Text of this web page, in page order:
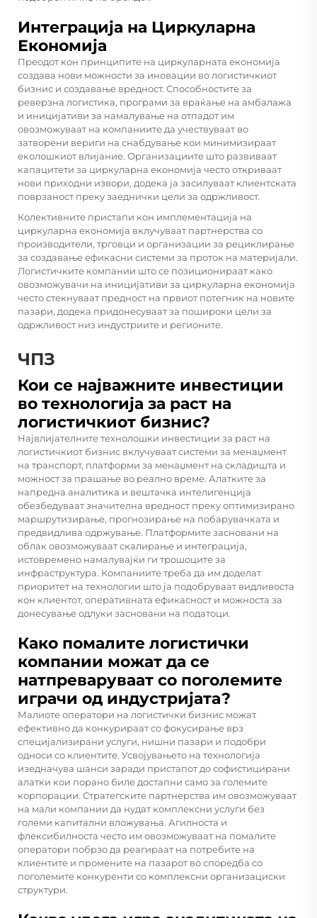
Интеграција на Циркуларна
Економија
Преодот кон принципите на циркуларната економија
создава нови можности за иновации во логистичкиот
бизнис и создавање вредност. Способностите за
реверзна логистика, програми за враќање на амбалажа
и иницијативи за намалување на отпадот им
овозможуваат на компаниите да учествуваат во
затворени вериги на снабдување кои минимизираат
еколошкиот влијание. Организациите што развиваат
капацитети за циркуларна економија често откриваат
нови приходни извори, додека ја засилуваат клиентската
поврзаност преку заеднички цели за одржливост.
Колективните пристапи кон имплементација на
циркуларна економија вклучуваат партнерства со
производители, трговци и организации за рециклирање
за создавање ефикасни системи за проток на материјали.
Логистичките компании што се позиционираат како
овозможувачи на иницијативи за циркуларна економија
често стекнуваат предност на првиот потегник на новите
пазари, додека придонесуваат за пошироки цели за
одржливост низ индустриите и регионите.
ЧПЗ
Кои се најважните инвестиции
во технологија за раст на
логистичкиот бизнис?
Највлијателните технолошки инвестиции за раст на
логистичкиот бизнис вклучуваат системи за менаџмент
на транспорт, платформи за менаџмент на складишта и
можност за прашање во реално време. Алатките за
напредна аналитика и вештачка интелигенција
обезбедуваат значителна вредност преку оптимизирано
маршрутизирање, прогнозирање на побарувачката и
предвидлива одржување. Платформите засновани на
облак овозможуваат скалирање и интеграција,
истовремено намалувајќи ги трошоците за
инфраструктура. Компаниите треба да им доделат
приоритет на технологии што ја подобруваат видливоста
кон клиентот, оперативната ефикасност и можноста за
донесување одлуки засновани на податоци.
Како помалите логистички
компании можат да се
натпреваруваат со поголемите
играчи од индустријата?
Малиоте оператори на логистички бизнис можат
ефективно да конкурираат со фокусирање врз
специјализирани услуги, нишни пазари и подобри
односи со клиентите. Усвојувањето на технологија
изедначува шанси заради пристапот до софистицирани
алатки кои порано биле достапни само за големите
корпорации. Стратегските партнерства им овозможуваат
на мали компании да нудат комплексни услуги без
големи капитални вложувања. Агилноста и
флексибилноста често им овозможуваат на помалите
оператори побрзо да реагираат на потребите на
клиентите и промените на пазарот во споредба со
поголемите конкуренти со комплексни организациски
структури.